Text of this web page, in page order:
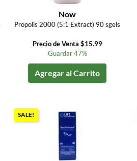
Now
Propolis 2000 (5:1 Extract) 90 sgels
Precio de Venta $15.99
Guardar 47%
Agregar al Carrito
SALE!